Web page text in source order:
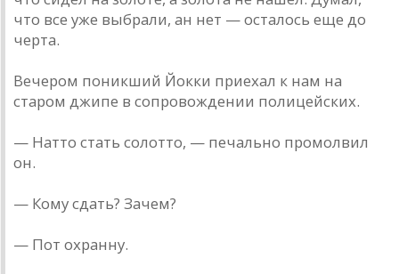
что все уже выбрали, ан нет — осталось еще до
черта.
Вечером поникший Йокки приехал к нам на
старом джипе в сопровождении полицейских.
— Натто стать солотто, — печально промолвил
он.
— Кому сдать? Зачем?
— Пот охранну.